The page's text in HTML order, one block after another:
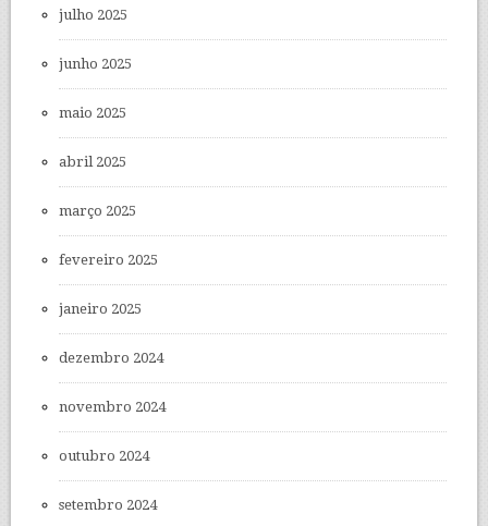
julho 2025
junho 2025
maio 2025
abril 2025
março 2025
fevereiro 2025
janeiro 2025
dezembro 2024
novembro 2024
outubro 2024
setembro 2024